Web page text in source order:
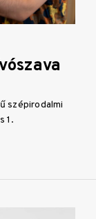
szépirodalmi
1.